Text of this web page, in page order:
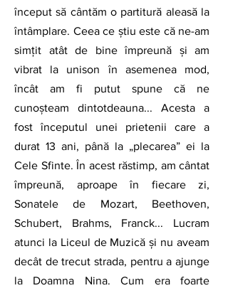
început să cântăm o partitură aleasă la
întâmplare. Ceea ce știu este că ne-am
simțit atât de bine împreună și am
vibrat la unison în asemenea mod,
încât am fi putut spune că ne
cunoșteam dintotdeauna... Acesta a
fost începutul unei prietenii care a
durat 13 ani, până la „plecarea” ei la
Cele Sfinte. În acest răstimp, am cântat
împreună, aproape în fiecare zi,
Sonatele de Mozart, Beethoven,
Schubert, Brahms, Franck... Lucram
atunci la Liceul de Muzică și nu aveam
decât de trecut strada, pentru a ajunge
la Doamna Nina. Cum era foarte